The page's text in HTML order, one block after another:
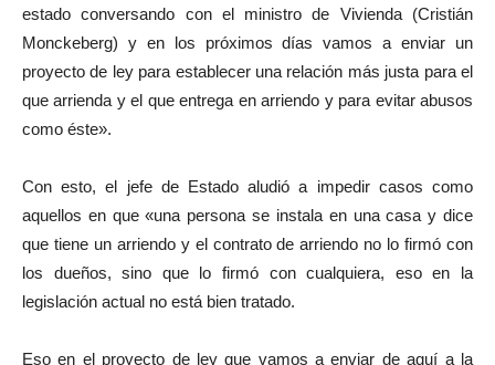
estado conversando con el ministro de Vivienda (Cristián
Monckeberg) y en los próximos días vamos a enviar un
proyecto de ley para establecer una relación más justa para el
que arrienda y el que entrega en arriendo y para evitar abusos
como éste».
Con esto, el jefe de Estado aludió a impedir casos como
aquellos en que «una persona se instala en una casa y dice
que tiene un arriendo y el contrato de arriendo no lo firmó con
los dueños, sino que lo firmó con cualquiera, eso en la
legislación actual no está bien tratado.
Eso en el proyecto de ley que vamos a enviar de aquí a la